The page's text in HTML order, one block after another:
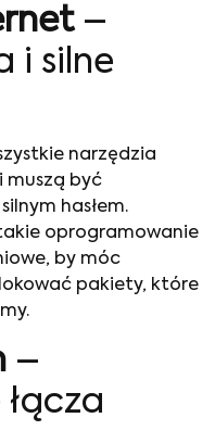
–
i silne
narzędzia
muszą być
hasłem.
oprogramowanie
by móc
pakiety, które
–